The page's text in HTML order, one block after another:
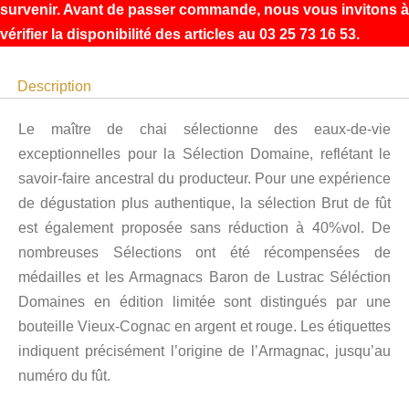
survenir. Avant de passer commande, nous vous invitons à
vérifier la disponibilité des articles au 03 25 73 16 53.
Description
Le maître de chai sélectionne des eaux-de-vie
exceptionnelles pour la Sélection Domaine, reflétant le
savoir-faire ancestral du producteur. Pour une expérience
de dégustation plus authentique, la sélection Brut de fût
est également proposée sans réduction à 40%vol. De
nombreuses Sélections ont été récompensées de
médailles et les Armagnacs Baron de Lustrac Séléction
Domaines en édition limitée sont distingués par une
bouteille Vieux-Cognac en argent et rouge. Les étiquettes
indiquent précisément l’origine de l’Armagnac, jusqu’au
numéro du fût.